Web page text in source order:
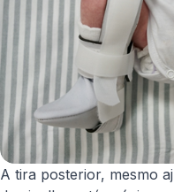
A tira posterior, mesmo